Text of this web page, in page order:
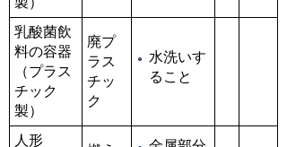
乳酸菌飲
料の容器
（プラス
チック
製）
廃プ
ラス
チッ
ク
水洗いす
ること
人形